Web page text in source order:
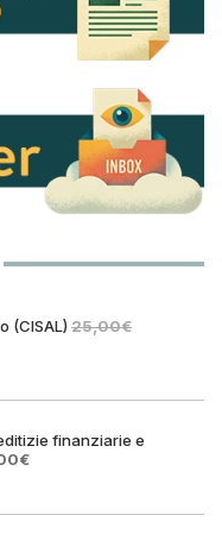
(CISAL) 25,00€
finanziarie e
€Il
è: